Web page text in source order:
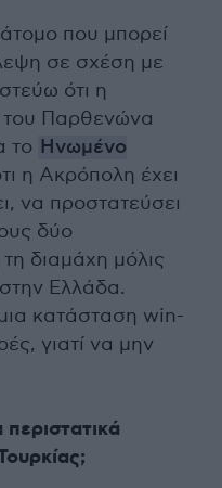
που μπορεί
σε σχέση με
ότι η
του Παρθενώνα
το Ηνωμένο
η Ακρόπολη έχει
να προστατεύσει
δύο
διαμάχη μόλις
Ελλάδα.
κατάσταση win-
γιατί να μην